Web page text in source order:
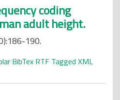
coding
adult height.
190.
BibTex RTF Tagged XML